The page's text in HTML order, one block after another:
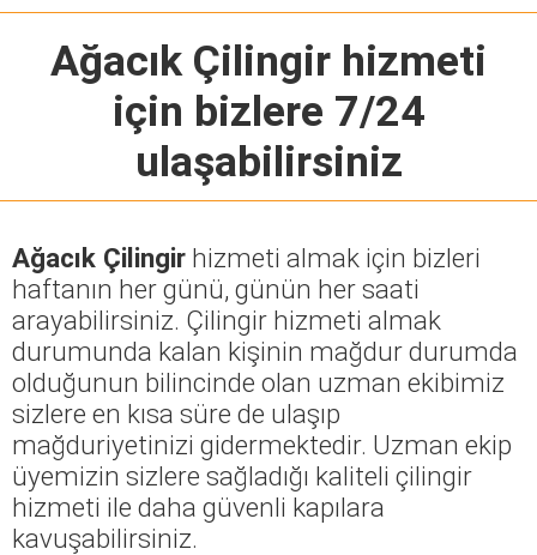
Ağacık Çilingir hizmeti
için bizlere 7/24
ulaşabilirsiniz
Ağacık Çilingir hizmeti almak için bizleri
haftanın her günü, günün her saati
arayabilirsiniz. Çilingir hizmeti almak
durumunda kalan kişinin mağdur durumda
olduğunun bilincinde olan uzman ekibimiz
sizlere en kısa süre de ulaşıp
mağduriyetinizi gidermektedir. Uzman ekip
üyemizin sizlere sağladığı kaliteli çilingir
hizmeti ile daha güvenli kapılara
kavuşabilirsiniz.